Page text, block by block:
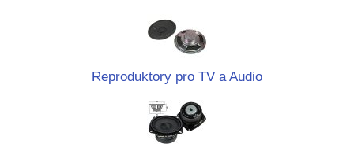
Reproduktory pro TV a Audio